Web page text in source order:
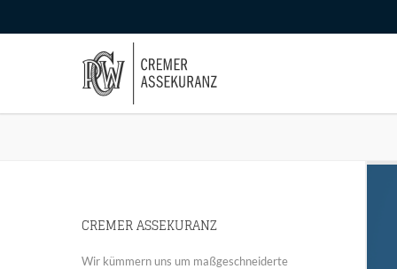
CREMER ASSEKURANZ
Wir kümmern uns um maßgeschneiderte